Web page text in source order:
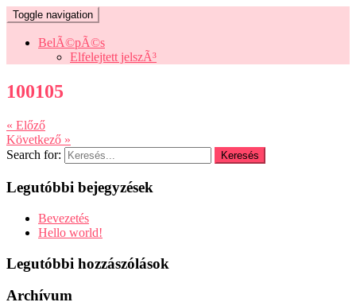
Toggle navigation
BelÃ©pÃ©s
Elfelejtett jelszÃ³
100105
« Előző
Következő »
Search for:
Legutóbbi bejegyzések
Bevezetés
Hello world!
Legutóbbi hozzászólások
Archívum